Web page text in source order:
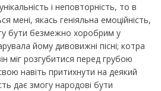
і неповторність, то в
мені, якась геніяльна емоційність,
бути безмежно хоробрим у
йому дивовижні пісні; котра
міг розгубитися перед грубою
навіть притихнути на деякий
дає змогу народові бути